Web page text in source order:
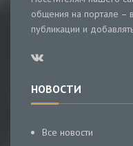
общения на портале –
публикации и
НОВОСТИ
Все новости